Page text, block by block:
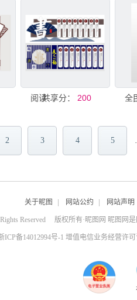
阅读形象墙
共享分： 200
2 3 4 5
关于昵图 | 网站公约 | 网站声明
Reserved 版权所有·昵图网 昵图网
ICP备14012994号-1 增值电信业务经营许